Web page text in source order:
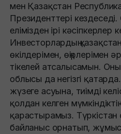
мен Қазақстан
Президенттері
елімізден ірі кәсіпкерлер
Инвесторлардың
өкілдерімен, өңірлерімен
тікелей атсалысамын.
облысы да негізгі
жүзеге асуына, тиімді
қолдан келген мүмкіндіктің
қарастырамыз. Түркістан
байланыс орнатып, жұмыс